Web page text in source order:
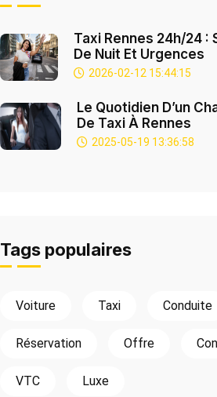
Taxi Rennes 24h/24 :
De Nuit Et Urgences
2026-02-12 15:44:15
Le Quotidien D’un
De Taxi À Rennes
2025-05-19 13:36:58
Tags populaires
Voiture Taxi Conduite
Réservation Offre
VTC Luxe